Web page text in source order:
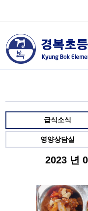
급식소식
영양상담실
2023 년